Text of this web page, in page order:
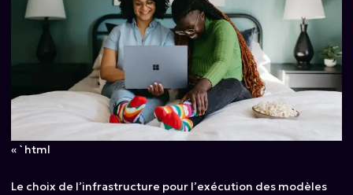
« `html
Le choix de l’infrastructure pour l’exécution des modèles